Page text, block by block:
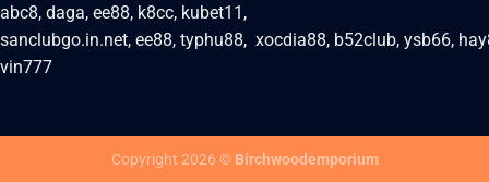
abc8, daga, ee88, k8cc, kubet11 ,
sanclubgo.in.net, ee88, typhu88, xocdia88, b52club, ysb66,
vin777
Copyright 2026 © Birchwoodemporium